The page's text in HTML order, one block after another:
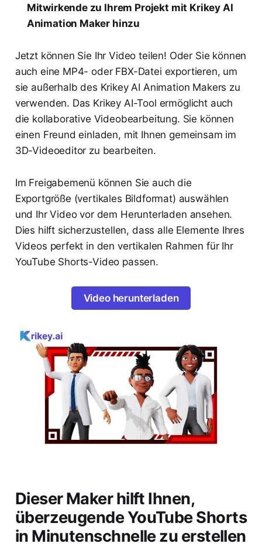
Mitwirkende zu Ihrem Projekt mit Krikey AI
Animation Maker hinzu
Jetzt können Sie Ihr Video teilen! Oder Sie können
auch eine MP4- oder FBX-Datei exportieren, um
sie außerhalb des Krikey AI Animation Makers zu
verwenden. Das Krikey AI-Tool ermöglicht auch
die kollaborative Videobearbeitung. Sie können
einen Freund einladen, mit Ihnen gemeinsam im
3D-Videoeditor zu bearbeiten.
Im Freigabemenü können Sie auch die
Exportgröße (vertikales Bildformat) auswählen
und Ihr Video vor dem Herunterladen ansehen.
Dies hilft sicherzustellen, dass alle Elemente Ihres
Videos perfekt in den vertikalen Rahmen für Ihr
YouTube Shorts-Video passen.
Video herunterladen
Dieser Maker hilft Ihnen,
überzeugende YouTube Shorts
in Minutenschnelle zu erstellen